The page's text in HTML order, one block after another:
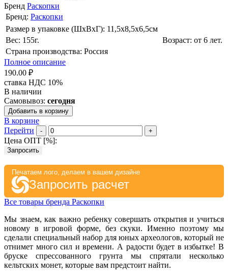
Бренд Раскопки
Бренд: Раскопки
Размер в упаковке (ШхВxГ): 11,5х8,5х6,5cм
Вес: 155г.
Возраст: от 6 лет.
Страна производства: Россия
Полное описание
190.00 ₽
ставка НДС 10%
В наличии
Самовывоз: сегодня
Добавить в корзину
В корзине
Перейти
- +
Цена ОПТ [%]:
Запросить
Печатаем лого, делаем в вашем дизайне
Запросить расчет
Все товары бренда Раскопки
Мы знаем, как важно ребенку совершать открытия и учиться
новому в игровой форме, без скуки. Именно поэтому мы
сделали специальный набор для юных археологов, который не
отнимет много сил и времени. А радости будет в избытке! В
бруске спрессованного грунта мы спрятали несколько
кельтских монет, которые вам предстоит найти.